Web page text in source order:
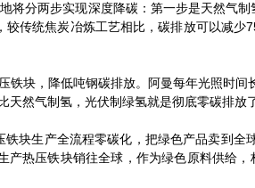
分两步实现深度降碳：第一步是天然气制
传统焦炭冶炼工艺相比，碳排放可以减少
块，降低吨钢碳排放。阿曼每年光照时间
然气制氢，光伏制绿氢就是彻底零碳排放
块生产全流程零碳化，把绿色产品卖到全球
热压铁块销往全球，作为绿色原料供给，